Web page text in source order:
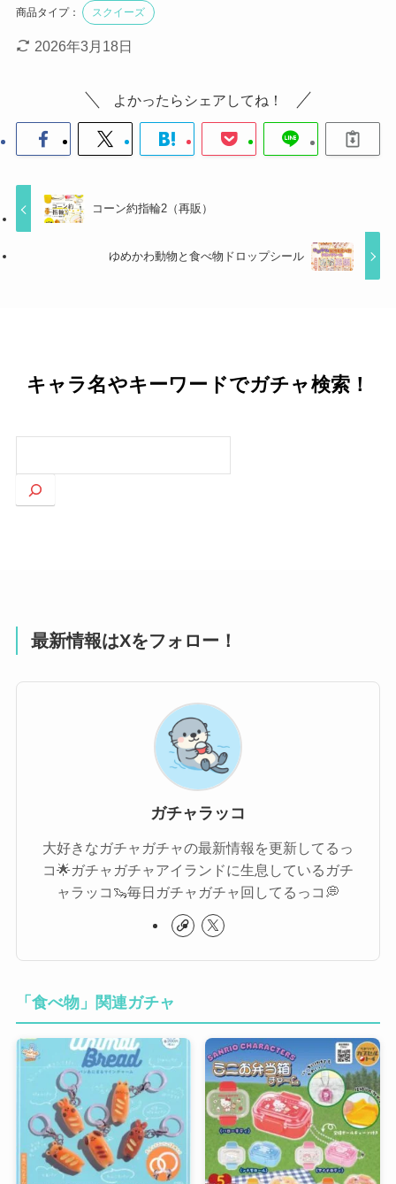
商品タイプ： スクイーズ
2026年3月18日
よかったらシェアしてね！
コーン約指輪2（再販）
ゆめかわ動物と食べ物ドロップシール
キャラ名やキーワードでガチャ検索！
索
最新情報はXをフォロー！
ガチャラッコ
大好きなガチャガチャの最新情報を更新してるっ
コ🌟ガチャガチャアイランドに生息しているガチ
ャラッコ🦦毎日ガチャガチャ回してるっコ💭
「食べ物」関連ガチャ